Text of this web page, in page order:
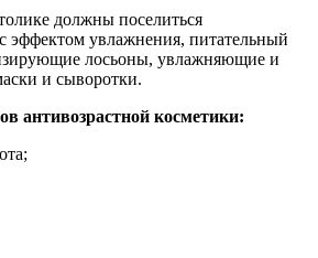
должны поселиться
эффектом увлажнения, питательный
лосьоны, увлажняющие и
и сыворотки.
антивозрастной косметики: